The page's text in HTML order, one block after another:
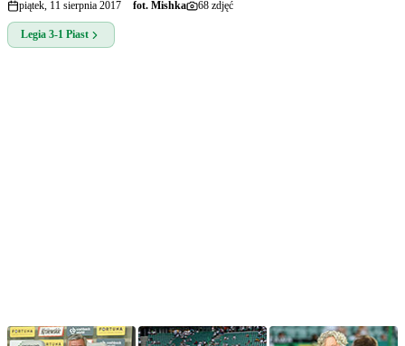
piątek, 11 sierpnia 2017 fot. Mishka 68 zdjęć
Legia 3-1 Piast